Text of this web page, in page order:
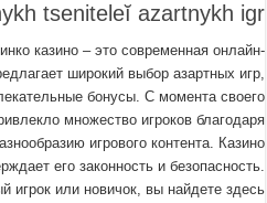
tseniteleĭ azartnykh igr
казино – это современная онлайн-
широкий выбор азартных игр,
бонусы. С момента своего
множество игроков благодаря
игрового контента. Казино
его законность и безопасность.
игрок или новичок, вы найдете здесь